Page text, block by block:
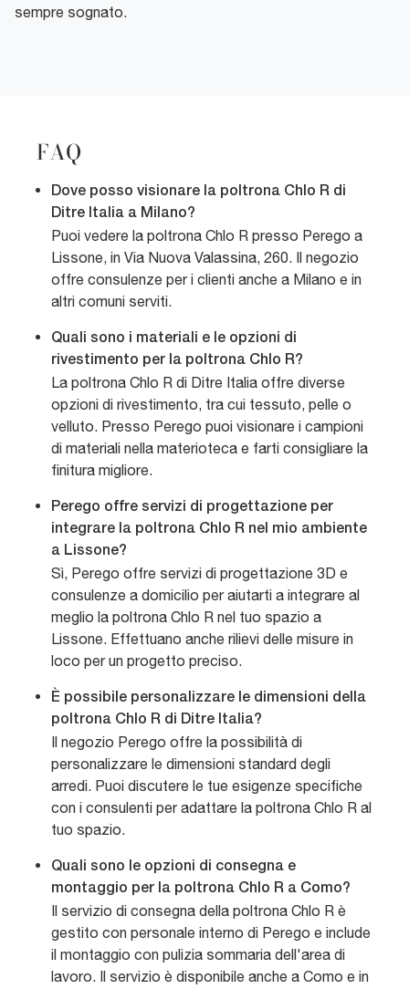
sempre sognato.
FAQ
Dove posso visionare la poltrona Chlo R di
Ditre Italia a Milano?
Puoi vedere la poltrona Chlo R presso Perego a
Lissone, in Via Nuova Valassina, 260. Il negozio
offre consulenze per i clienti anche a Milano e in
altri comuni serviti.
Quali sono i materiali e le opzioni di
rivestimento per la poltrona Chlo R?
La poltrona Chlo R di Ditre Italia offre diverse
opzioni di rivestimento, tra cui tessuto, pelle o
velluto. Presso Perego puoi visionare i campioni
di materiali nella materioteca e farti consigliare la
finitura migliore.
Perego offre servizi di progettazione per
integrare la poltrona Chlo R nel mio ambiente
a Lissone?
Sì, Perego offre servizi di progettazione 3D e
consulenze a domicilio per aiutarti a integrare al
meglio la poltrona Chlo R nel tuo spazio a
Lissone. Effettuano anche rilievi delle misure in
loco per un progetto preciso.
È possibile personalizzare le dimensioni della
poltrona Chlo R di Ditre Italia?
Il negozio Perego offre la possibilità di
personalizzare le dimensioni standard degli
arredi. Puoi discutere le tue esigenze specifiche
con i consulenti per adattare la poltrona Chlo R al
tuo spazio.
Quali sono le opzioni di consegna e
montaggio per la poltrona Chlo R a Como?
Il servizio di consegna della poltrona Chlo R è
gestito con personale interno di Perego e include
il montaggio con pulizia sommaria dell'area di
lavoro. Il servizio è disponibile anche a Como e in